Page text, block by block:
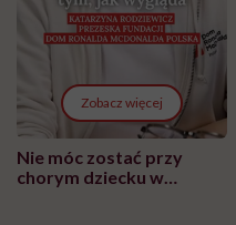
Zobacz więcej
Nie móc zostać przy
chorym dziecku w